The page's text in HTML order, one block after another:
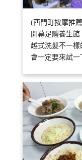
(西門町按摩推
開幕足體養生
越式洗髮不一
會一定要來試一